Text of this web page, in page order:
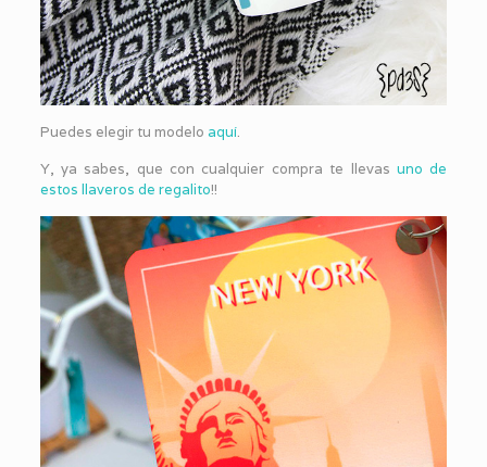
Puedes elegir tu modelo aquí.
Y, ya sabes, que con cualquier compra te llevas uno de
estos llaveros de regalito!!